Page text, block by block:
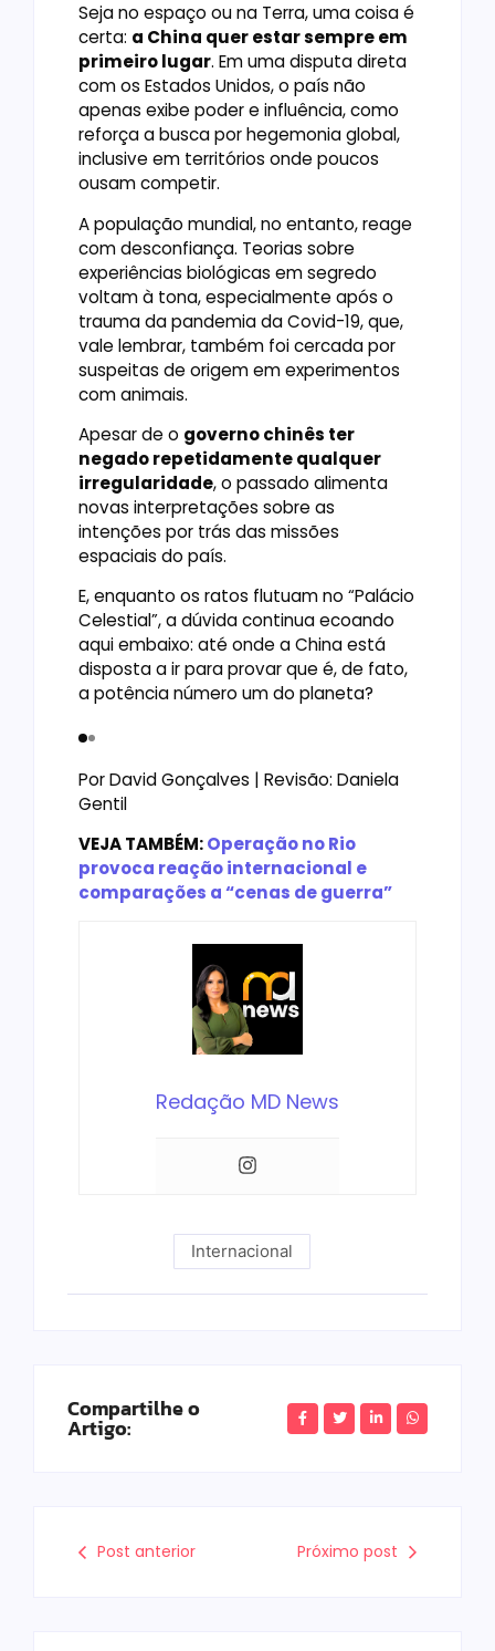
Seja no espaço ou na Terra, uma coisa é
certa: a China quer estar sempre em
primeiro lugar. Em uma disputa direta
com os Estados Unidos, o país não
apenas exibe poder e influência, como
reforça a busca por hegemonia global,
inclusive em territórios onde poucos
ousam competir.
A população mundial, no entanto, reage
com desconfiança. Teorias sobre
experiências biológicas em segredo
voltam à tona, especialmente após o
trauma da pandemia da Covid-19, que,
vale lembrar, também foi cercada por
suspeitas de origem em experimentos
com animais.
Apesar de o governo chinês ter
negado repetidamente qualquer
irregularidade, o passado alimenta
novas interpretações sobre as
intenções por trás das missões
espaciais do país.
E, enquanto os ratos flutuam no “Palácio
Celestial”, a dúvida continua ecoando
aqui embaixo: até onde a China está
disposta a ir para provar que é, de fato,
a potência número um do planeta?
Por David Gonçalves | Revisão: Daniela
Gentil
VEJA TAMBÉM:Operação no Rio
provoca reação internacional e
comparações a “cenas de guerra”
Redação MD News
Internacional
Compartilhe o
Artigo:
Post anterior Próximo post